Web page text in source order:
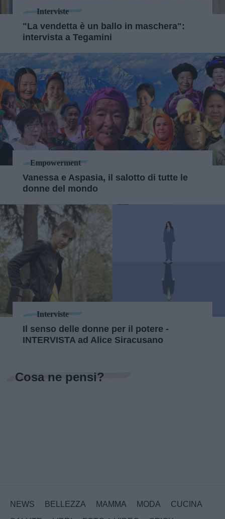
Interviste
"La vendetta è un ballo in maschera":
intervista a Tegamini
Empowerment
Vanessa e Aspasia, il salotto di tutte le
donne del mondo
Interviste
Il senso delle donne per il potere -
INTERVISTA ad Alice Siracusano
Cosa ne pensi?
NEWS BELLEZZA MAMMA MODA
CUCINA